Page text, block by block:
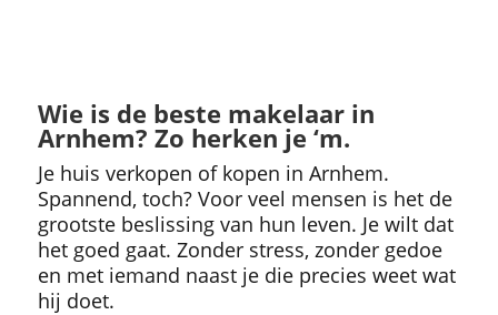
Wie is de beste makelaar in
Arnhem? Zo herken je ‘m.
Je huis verkopen of kopen in Arnhem.
Spannend, toch? Voor veel mensen is het de
grootste beslissing van hun leven. Je wilt dat
het goed gaat. Zonder stress, zonder gedoe
en met iemand naast je die precies weet wat
hij doet.